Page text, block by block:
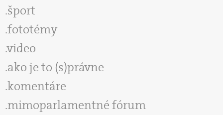
šport
fototémy
video
ako je to (s)právne
komentáre
mimoparlamentné fórum